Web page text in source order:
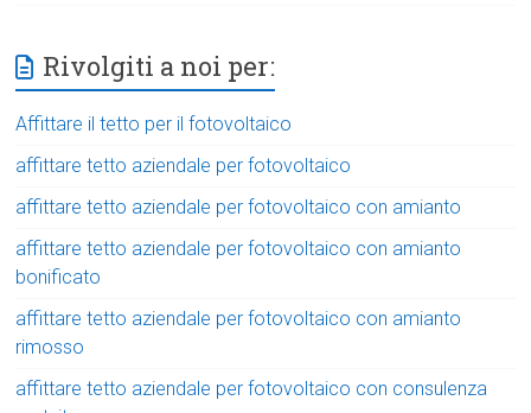
Rivolgiti a noi per:
Affittare il tetto per il fotovoltaico
affittare tetto aziendale per fotovoltaico
affittare tetto aziendale per fotovoltaico con amianto
affittare tetto aziendale per fotovoltaico con amianto
bonificato
affittare tetto aziendale per fotovoltaico con amianto
rimosso
affittare tetto aziendale per fotovoltaico con consulenza